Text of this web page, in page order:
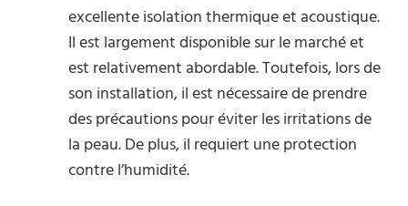
excellente isolation thermique et acoustique.
Il est largement disponible sur le marché et
est relativement abordable. Toutefois, lors de
son installation, il est nécessaire de prendre
des précautions pour éviter les irritations de
la peau. De plus, il requiert une protection
contre l’humidité.